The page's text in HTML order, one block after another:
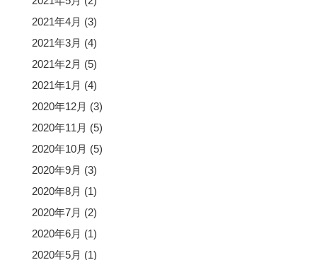
2021年4月 (3)
2021年3月 (4)
2021年2月 (5)
2021年1月 (4)
2020年12月 (3)
2020年11月 (5)
2020年10月 (5)
2020年9月 (3)
2020年8月 (1)
2020年7月 (2)
2020年6月 (1)
2020年5月 (1)